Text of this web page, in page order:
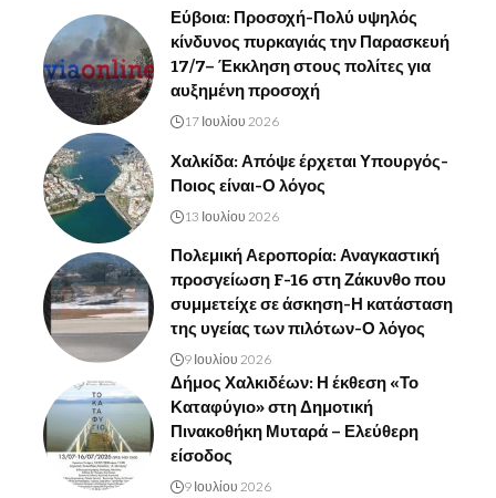
Εύβοια: Προσοχή-Πολύ υψηλός
κίνδυνος πυρκαγιάς την Παρασκευή
17/7– Έκκληση στους πολίτες για
αυξημένη προσοχή
17 Ιουλίου 2026
Χαλκίδα: Απόψε έρχεται Υπουργός-
Ποιος είναι-Ο λόγος
13 Ιουλίου 2026
Πολεμική Αεροπορία: Αναγκαστική
προσγείωση F-16 στη Ζάκυνθο που
συμμετείχε σε άσκηση-Η κατάσταση
της υγείας των πιλότων-Ο λόγος
9 Ιουλίου 2026
Δήμος Χαλκιδέων: Η έκθεση «Το
Καταφύγιο» στη Δημοτική
Πινακοθήκη Μυταρά – Ελεύθερη
είσοδος
9 Ιουλίου 2026